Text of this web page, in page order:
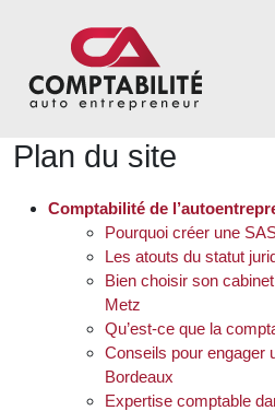
Plan du site
Comptabilité de
Pourquoi créer une
Les atouts du statut
Bien choisir son
Metz
Qu’est-ce que la
Conseils pour engager
Bordeaux
Expertise comptable